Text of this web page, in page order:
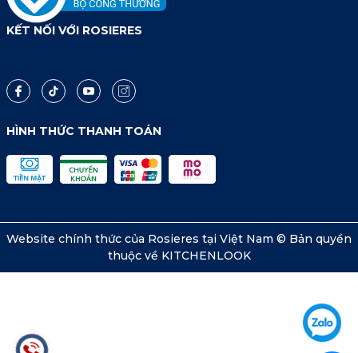
KẾT NỐI VỚI ROSIERES
HÌNH THỨC THANH TOÁN
Website chính thức của Rosieres tại Việt Nam © Bản quyền
thuộc về KITCHENLOOK